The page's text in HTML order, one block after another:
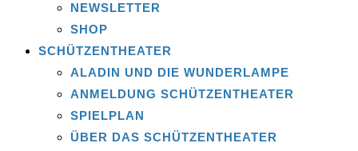
NEWSLETTER
SHOP
SCHÜTZENTHEATER
ALADIN UND DIE WUNDERLAMPE
ANMELDUNG SCHÜTZENTHEATER
SPIELPLAN
ÜBER DAS SCHÜTZENTHEATER